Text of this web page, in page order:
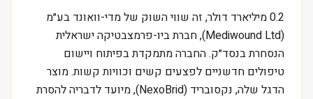
0.2 מיליארד דולר, זה שווי השוק של מדי-וואונד בע״מ
(Mediwound Ltd), חברת ביו-פרמצבטיקה ישראלית
הנסחרת בנסד״ק. החברה מתמקדת בפיתוח ויישום
טיפולים חדשניים לפצעים קשים וכוויות קשות. מוצר
הדגל שלה, נקסובריד (NexoBrid), מיועד לדבריה להסרת